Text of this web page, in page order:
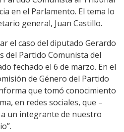
en el Parlamento. El tema lo
general, Juan Castillo.
el caso del diputado Gerardo
del Partido Comunista del
fechado el 6 de marzo. En el
de Género del Partido
que tomó conocimiento
en redes sociales, que –
un integrante de nuestro